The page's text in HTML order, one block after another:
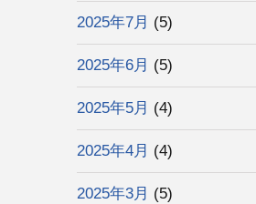
2025年7月 (5)
2025年6月 (5)
2025年5月 (4)
2025年4月 (4)
2025年3月 (5)